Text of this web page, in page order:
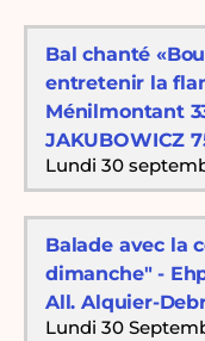
Bal chanté
entretenir la
Ménilmontant
JAKUBOWICZ
Lundi 30
Balade avec la
dimanche" -
All. Alquier-
Lundi 30